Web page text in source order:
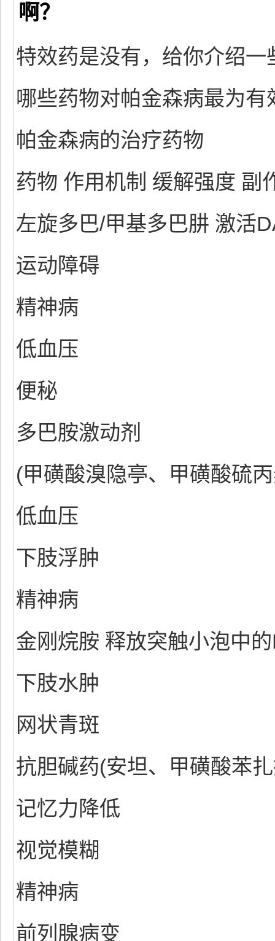
啊？
特效药是没有，给你介绍
哪些药物对帕金森病最为有
帕金森病的治疗药物
药物 作用机制 缓解强度 副
左旋多巴/甲基多巴肼 激活
运动障碍
精神病
低血压
便秘
多巴胺激动剂
(甲磺酸溴隐亭、甲磺酸硫
低血压
下肢浮肿
精神病
金刚烷胺 释放突触小泡中
下肢水肿
网状青斑
抗胆碱药(安坦、甲磺酸苯
记忆力降低
视觉模糊
精神病
前列腺病变